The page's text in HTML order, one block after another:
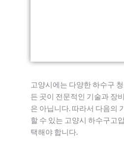
고양시에는 다양한 하수구
든 곳이 전문적인 기술과 장
은 아닙니다. 따라서 다음의
할 수 있는 고양시 하수구고
택해야 합니다.